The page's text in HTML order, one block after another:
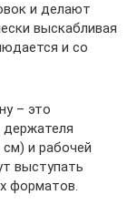
и делают
выскабливая
и со
– это
держателя
и рабочей
выступать
форматов.